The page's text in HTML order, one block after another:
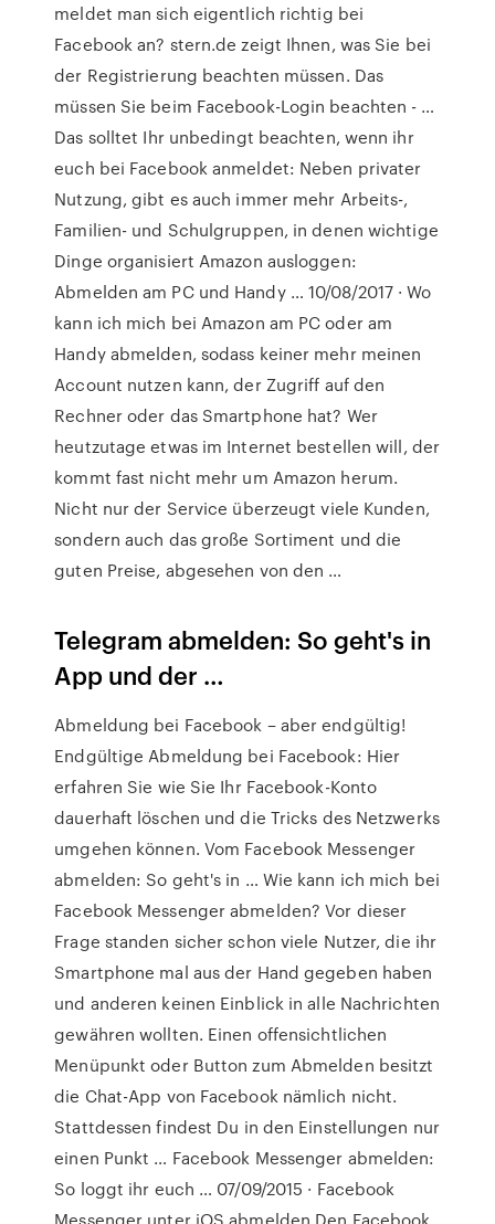
meldet man sich eigentlich richtig bei
Facebook an? stern.de zeigt Ihnen, was Sie bei
der Registrierung beachten müssen. Das
müssen Sie beim Facebook-Login beachten - …
Das solltet Ihr unbedingt beachten, wenn ihr
euch bei Facebook anmeldet: Neben privater
Nutzung, gibt es auch immer mehr Arbeits-,
Familien- und Schulgruppen, in denen wichtige
Dinge organisiert Amazon ausloggen:
Abmelden am PC und Handy … 10/08/2017 · Wo
kann ich mich bei Amazon am PC oder am
Handy abmelden, sodass keiner mehr meinen
Account nutzen kann, der Zugriff auf den
Rechner oder das Smartphone hat? Wer
heutzutage etwas im Internet bestellen will, der
kommt fast nicht mehr um Amazon herum.
Nicht nur der Service überzeugt viele Kunden,
sondern auch das große Sortiment und die
guten Preise, abgesehen von den …
Telegram abmelden: So geht's in
App und der …
Abmeldung bei Facebook – aber endgültig!
Endgültige Abmeldung bei Facebook: Hier
erfahren Sie wie Sie Ihr Facebook-Konto
dauerhaft löschen und die Tricks des Netzwerks
umgehen können. Vom Facebook Messenger
abmelden: So geht's in … Wie kann ich mich bei
Facebook Messenger abmelden? Vor dieser
Frage standen sicher schon viele Nutzer, die ihr
Smartphone mal aus der Hand gegeben haben
und anderen keinen Einblick in alle Nachrichten
gewähren wollten. Einen offensichtlichen
Menüpunkt oder Button zum Abmelden besitzt
die Chat-App von Facebook nämlich nicht.
Stattdessen findest Du in den Einstellungen nur
einen Punkt … Facebook Messenger abmelden:
So loggt ihr euch … 07/09/2015 · Facebook
Messenger unter iOS abmelden Den Facebook